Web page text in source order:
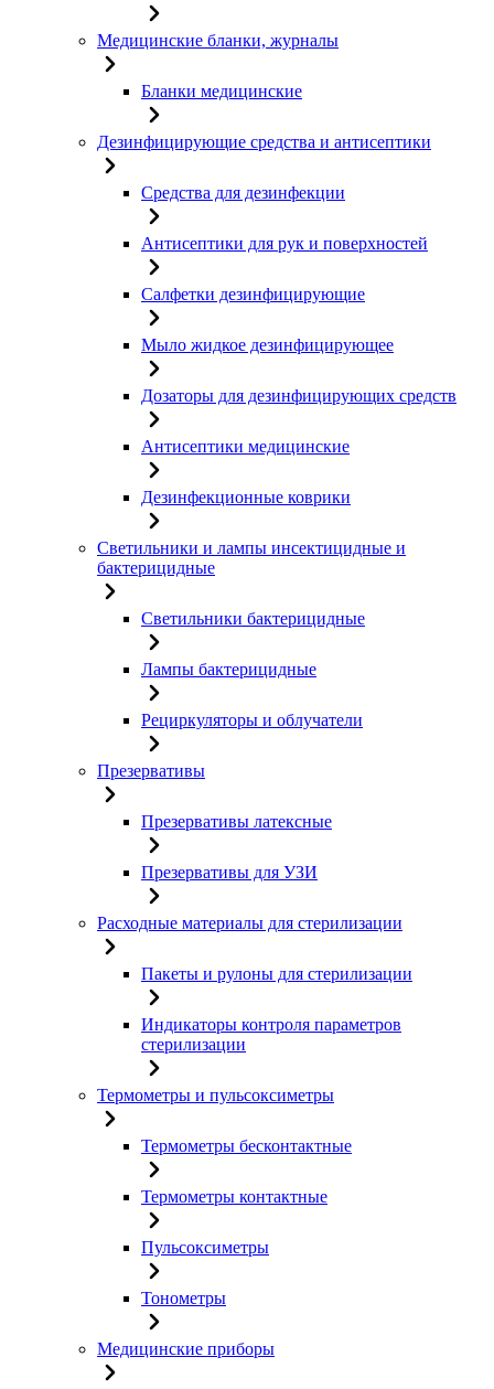
Медицинские бланки, журналы
Бланки медицинские
Дезинфицирующие средства и антисептики
Средства для дезинфекции
Антисептики для рук и поверхностей
Салфетки дезинфицирующие
Мыло жидкое дезинфицирующее
Дозаторы для дезинфицирующих средств
Антисептики медицинские
Дезинфекционные коврики
Светильники и лампы инсектицидные и
бактерицидные
Светильники бактерицидные
Лампы бактерицидные
Рециркуляторы и облучатели
Презервативы
Презервативы латексные
Презервативы для УЗИ
Расходные материалы для стерилизации
Пакеты и рулоны для стерилизации
Индикаторы контроля параметров
стерилизации
Термометры и пульсоксиметры
Термометры бесконтактные
Термометры контактные
Пульсоксиметры
Тонометры
Медицинские приборы